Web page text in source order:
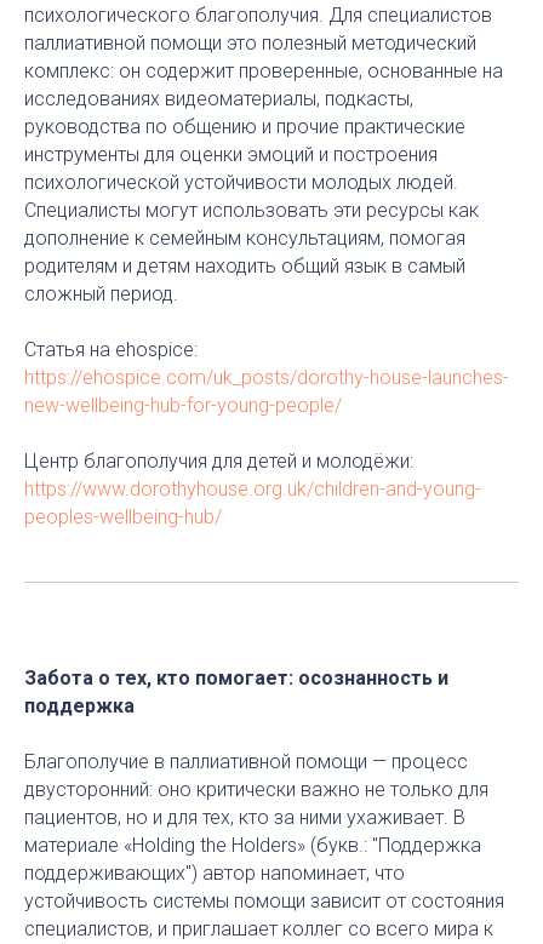
психологического благополучия. Для специалистов
паллиативной помощи это полезный методический
комплекс: он содержит проверенные, основанные на
исследованиях видеоматериалы, подкасты,
руководства по общению и прочие практические
инструменты для оценки эмоций и построения
психологической устойчивости молодых людей.
Специалисты могут использовать эти ресурсы как
дополнение к семейным консультациям, помогая
родителям и детям находить общий язык в самый
сложный период.
Статья на ehospice:
https://ehospice.com/uk_posts/dorothy-house-launches-
new-wellbeing-hub-for-young-people/
Центр благополучия для детей и молодёжи:
https://www.dorothyhouse.org.uk/children-and-young-
peoples-wellbeing-hub/
Забота о тех, кто помогает: осознанность и
поддержка
Благополучие в паллиативной помощи — процесс
двусторонний: оно критически важно не только для
пациентов, но и для тех, кто за ними ухаживает. В
материале «Holding the Holders» (букв.: "Поддержка
поддерживающих") автор напоминает, что
устойчивость системы помощи зависит от состояния
специалистов, и приглашает коллег со всего мира к